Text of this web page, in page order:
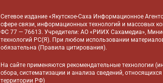
Сетевое издание «Якутское-Саха Информационное
сфере связи, информационных технологий и массовых
ФС 77 — 76613. Учредители: АО «РИИХ Сахамедиа»,
технологий РС(Я). При любом использовании
обязательна (Правила цитирования).
На сайте применяютсярекомендательные технологии
сбора, систематизации и анализа сведений,
территории РФ)